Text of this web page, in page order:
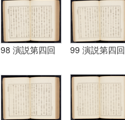
98 演説第四回 99 演説第四回